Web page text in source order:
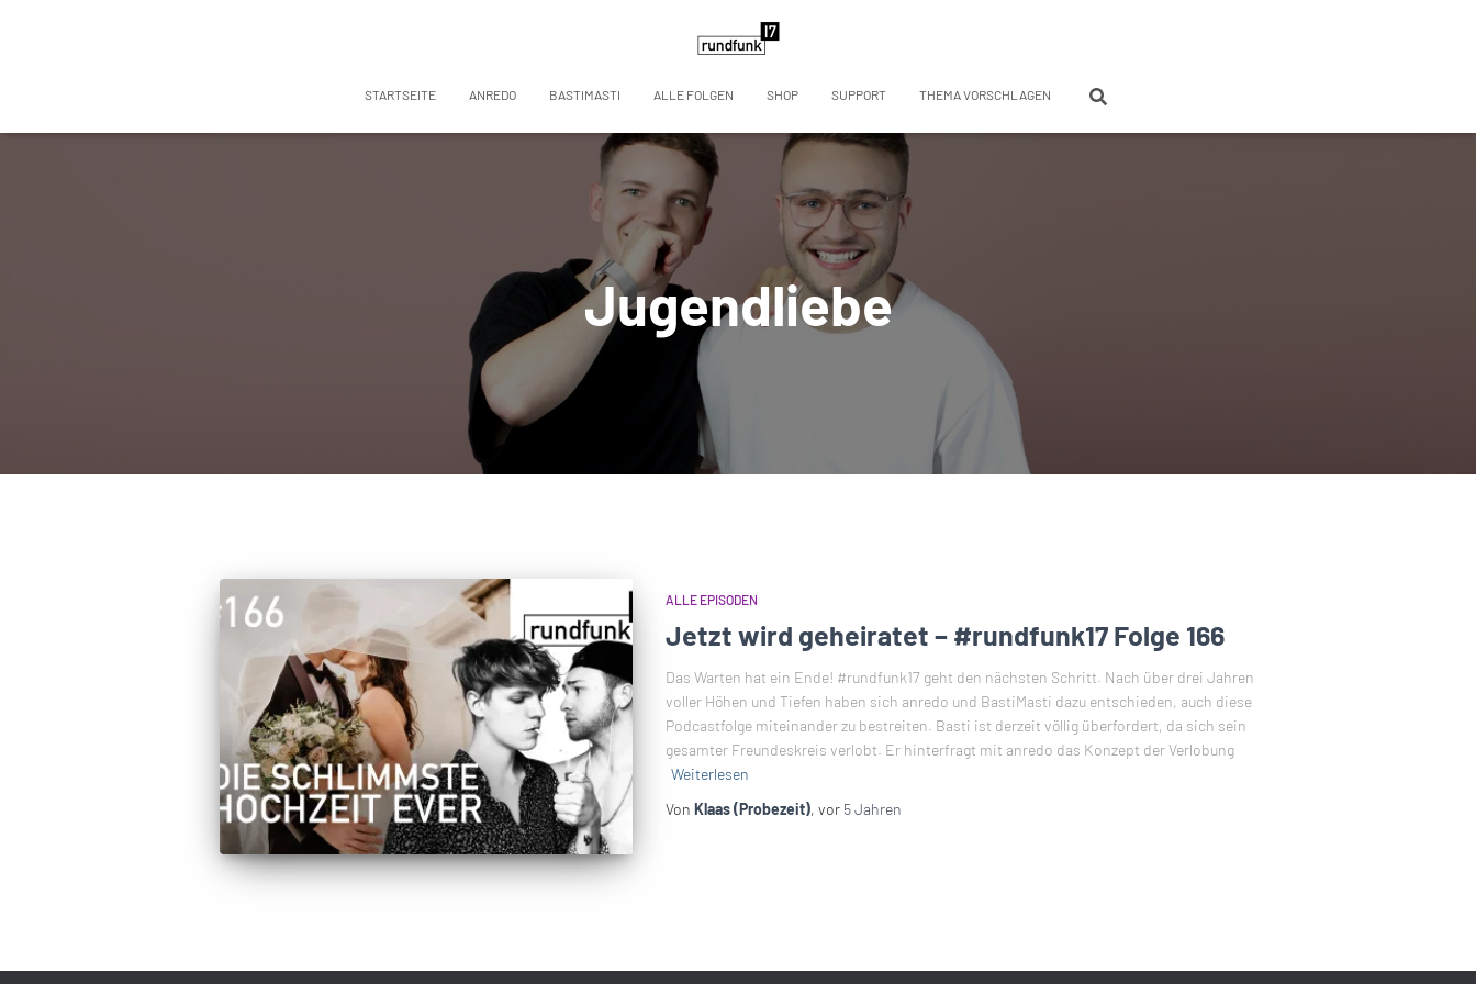
STARTSEITE ANREDO BASTIMASTI ALLE FOLGEN SHOP SUPPORT THEMA VORSCHLAGEN
Jugendliebe
ALLE EPISODEN
Jetzt wird geheiratet – #rundfunk17 Folge 166
Das Warten hat ein Ende! #rundfunk17 geht den nächsten Schritt. Nach über drei Jahren
voller Höhen und Tiefen haben sich anredo und BastiMasti dazu entschieden, auch diese
Podcastfolge miteinander zu bestreiten. Basti ist derzeit völlig überfordert, da sich sein
gesamter Freundeskreis verlobt. Er hinterfragt mit anredo das Konzept der Verlobung
Weiterlesen
Von Klaas (Probezeit), vor 5 Jahren